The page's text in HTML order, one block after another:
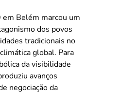
em Belém marcou um
dos povos
tradicionais no
global. Para
da visibilidade
avanços
negociação da